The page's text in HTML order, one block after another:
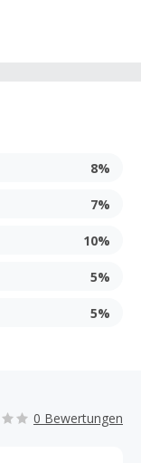
8%
7%
10%
5%
5%
0 Bewertungen